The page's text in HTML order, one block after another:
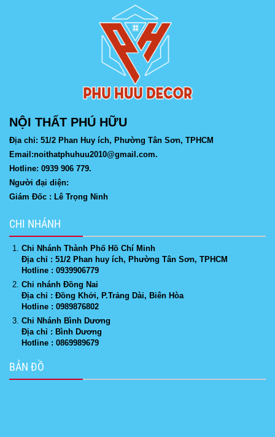
NỘI THẤT PHÚ HỮU
Địa chỉ: 51/2 Phan Huy ích, Phường Tân Sơn, TPHCM
Email:noithatphuhuu2010@gmail.com.
Hotline: 0939 906 779.
Người đại diện:
Giám Đốc : Lê Trọng Ninh
CHI NHÁNH
Chi Nhánh Thành Phố Hồ Chí Minh
Địa chỉ : 51/2 Phan huy ích, Phường Tân Sơn, TPHCM
Hotline : 0939906779
Chi nhánh Đồng Nai
Địa chỉ : Đồng Khởi, P.Trảng Dài, Biên Hòa
Hotline : 0989876802
Chi Nhánh Bình Dương
Địa chỉ : Bình Dương
Hotline : 0869989679
BẢN ĐỒ